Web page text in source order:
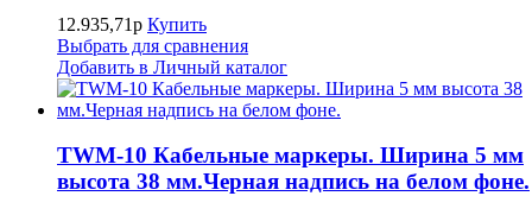
12.935,71р Купить
Выбрать для сравнения
Добавить в Личный каталог
TWM-10 Кабельные маркеры. Ширина 5 мм
высота 38 мм.Черная надпись на белом фоне.